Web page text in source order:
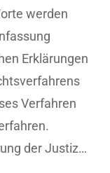
werden
Erklärungen
Verfahren
der Justiz…